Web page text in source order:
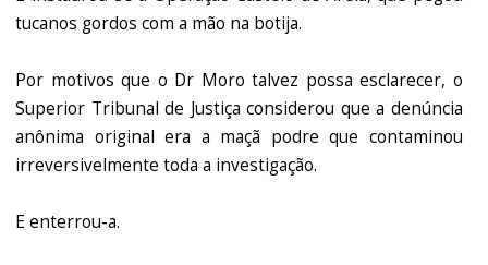
tucanos gordos com a mão na botija.
Por motivos que o Dr Moro talvez possa esclarecer, o
Superior Tribunal de Justiça considerou que a denúncia
anônima original era a maçã podre que contaminou
irreversivelmente toda a investigação.
E enterrou-a.